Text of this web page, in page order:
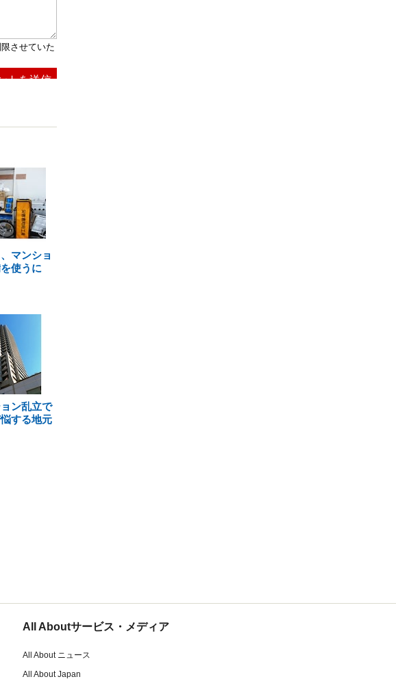
マンショ
使うに
ン乱立で
悩する地元
All Aboutサービス・メディア
All About ニュース
All About Japan